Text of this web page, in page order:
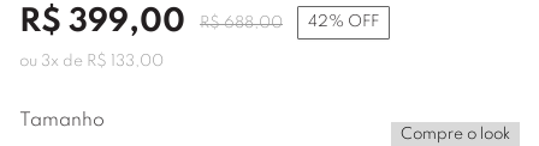
R$ 399,00 R$ 688,00 42% OFF
ou 3x de R$ 133 ,00
Tamanho
Compre o look